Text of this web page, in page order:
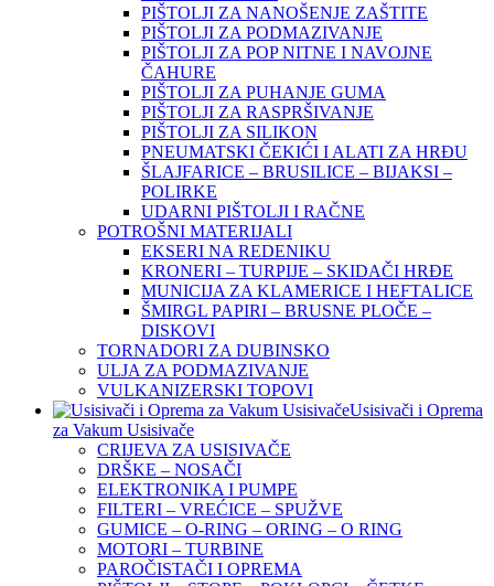
PIŠTOLJI ZA NANOŠENJE ZAŠTITE
PIŠTOLJI ZA PODMAZIVANJE
PIŠTOLJI ZA POP NITNE I NAVOJNE
ČAHURE
PIŠTOLJI ZA PUHANJE GUMA
PIŠTOLJI ZA RASPRŠIVANJE
PIŠTOLJI ZA SILIKON
PNEUMATSKI ČEKIĆI I ALATI ZA HRĐU
ŠLAJFARICE – BRUSILICE – BIJAKSI –
POLIRKE
UDARNI PIŠTOLJI I RAČNE
POTROŠNI MATERIJALI
EKSERI NA REDENIKU
KRONERI – TURPIJE – SKIDAČI HRĐE
MUNICIJA ZA KLAMERICE I HEFTALICE
ŠMIRGL PAPIRI – BRUSNE PLOČE –
DISKOVI
TORNADORI ZA DUBINSKO
ULJA ZA PODMAZIVANJE
VULKANIZERSKI TOPOVI
Usisivači i Oprema
za Vakum Usisivače
CRIJEVA ZA USISIVAČE
DRŠKE – NOSAČI
ELEKTRONIKA I PUMPE
FILTERI – VREĆICE – SPUŽVE
GUMICE – O-RING – ORING – O RING
MOTORI – TURBINE
PAROČISTAČI I OPREMA